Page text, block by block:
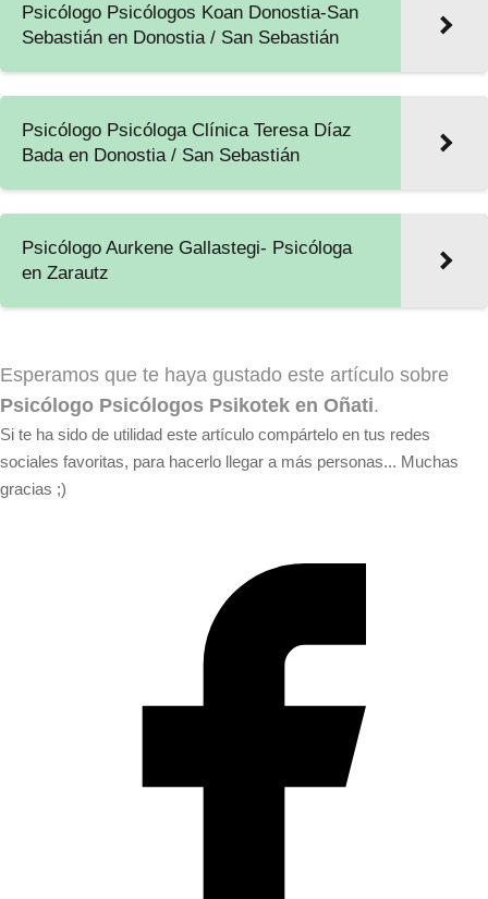
Psicólogo Psicólogos Koan Donostia-San
Sebastián en Donostia / San Sebastián
Psicólogo Psicóloga Clínica Teresa Díaz
Bada en Donostia / San Sebastián
Psicólogo Aurkene Gallastegi- Psicóloga
en Zarautz
Esperamos que te haya gustado este artículo sobre
Psicólogo Psicólogos Psikotek en Oñati.
Si te ha sido de utilidad este artículo compártelo en tus redes
sociales favoritas, para hacerlo llegar a más personas... Muchas
gracias ;)